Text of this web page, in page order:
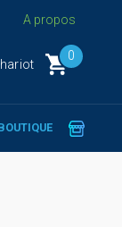
A propos
0